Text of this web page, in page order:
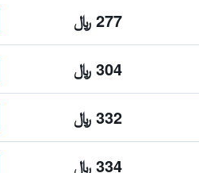
277 ﷼
304 ﷼
332 ﷼
334 ﷼